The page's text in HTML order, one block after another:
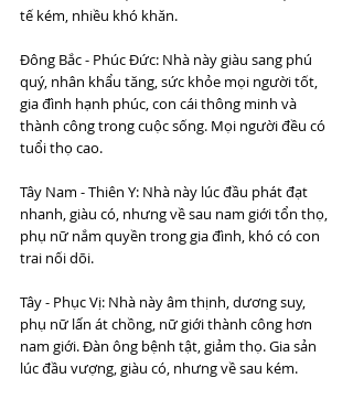
tế kém, nhiều khó khăn.
Đông Bắc - Phúc Đức: Nhà này giàu sang phú
quý, nhân khẩu tăng, sức khỏe mọi người tốt,
gia đình hạnh phúc, con cái thông minh và
thành công trong cuộc sống. Mọi người đều có
tuổi thọ cao.
Tây Nam - Thiên Y: Nhà này lúc đầu phát đạt
nhanh, giàu có, nhưng về sau nam giới tổn thọ,
phụ nữ nắm quyền trong gia đình, khó có con
trai nối dõi.
Tây - Phục Vị: Nhà này âm thịnh, dương suy,
phụ nữ lấn át chồng, nữ giới thành công hơn
nam giới. Đàn ông bệnh tật, giảm thọ. Gia sản
lúc đầu vượng, giàu có, nhưng về sau kém.